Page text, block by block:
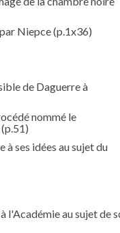
Niepce(p.1x36)
de Daguerre à
nommé le
(p.51)
à ses idées au sujet du
l'Académie au sujet de